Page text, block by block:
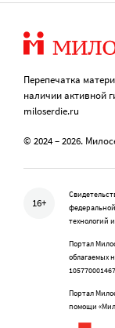
Перепечатка
наличии активной
miloserdie.ru
© 2024 – 2026.
16+
технологий
Портал
облагаемых
Портал
помощи